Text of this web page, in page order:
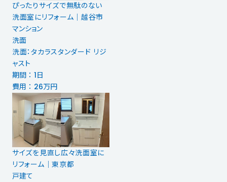
ぴったりサイズで無駄のない
洗面室にリフォーム｜越谷市
マンション
洗面
洗面：タカラスタンダード リジ
ャスト
期間 ： 1日
費用 ： 26万円
サイズを見直し広々洗面室に
リフォーム｜東京都
戸建て